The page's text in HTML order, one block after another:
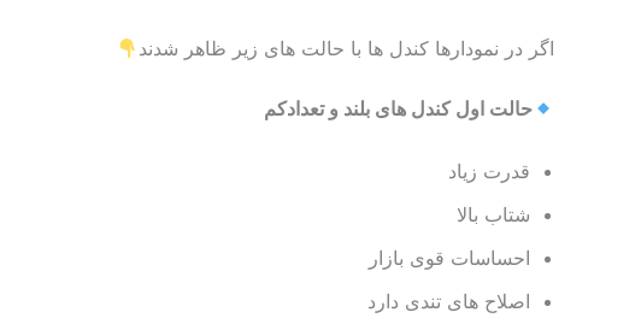
اگر در نمودارها کندل ها با حالت های زیر ظاهر شدند
حالت اول کندل های بلند و تعدادکم
قدرت زیاد
شتاب بالا
احساسات قوی بازار
اصلاح های تندی دارد